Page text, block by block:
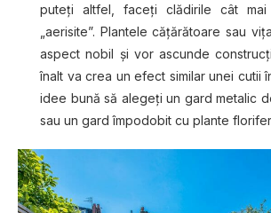
puteţi altfel, faceţi clădirile cât mai
„aerisite”. Plantele căţărătoare sau
aspect nobil şi vor ascunde
înalt va crea un efect similar unei cutii
idee bună să alegeţi un gard metalic
sau un gard împodobit cu plante